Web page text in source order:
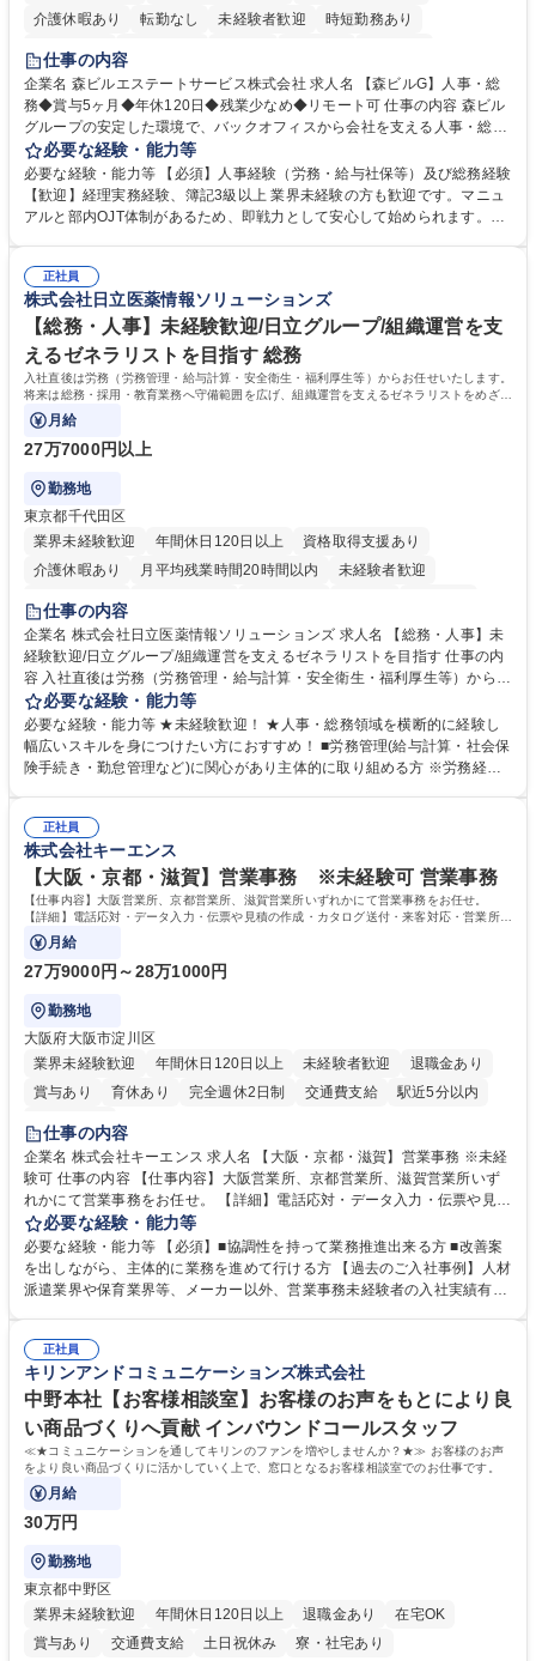
介護休暇あり
転勤なし 未経験者歓迎
時短勤務あり
経験者歓迎
完全週休2日制
交通費支給 長期歓迎 駅近5分以内 土日祝休み
仕事の内容
企業名 森ビルエステートサービス株式会社 求人名 【森ビルG】人事・総
務◆賞与5ヶ月◆年休120日◆残業少なめ◆リモート可 仕事の内容 森ビル
グループの安定した環境で、バックオフィスから会社を支える人事・総務
をお任せします。 労務と総務の業務をバランスよく担当し、ゆくゆくは制
度改定などのコア業務にも挑戦できる、やりがいある環境です。 ■勤怠管
理、給与計算、社会保険手続き、年末調整等の労務管理全般 ■入退社手続
き、社内規定の改定や人事制度改定などのコア業務 ■社内イベントの企画
でも質問・相談できる環境が整っているため、安心して成長できます。 募
集職種 【森ビルG】人事・総務◆賞与5ヶ月◆年休120日◆残業少なめ◆
リモート可
必要な経験・能力等
必要な経験・能力等 【必須】人事経験（労務・給与社保等）及び総務経験
【歓迎】経理実務経験、簿記3級以上 業界未経験の方も歓迎です。マニュ
アルと部内OJT体制があるため、即戦力として安心して始められます。
務に挑戦できるため、自身の成長と組織への貢献度をダイレクトに実感で
きます。 残業少なめ、週1日リモート可など、ワークライフバランスを保
ち長期活躍できる環境です。 「これまでの幅広い経験を活かし、長期的な
キャリアを築きたい」という前向きな意欲と挑戦を全力で応援します。 学
歴・資格 学歴：大学院 大学 高専 短大 専修学校 高校 語学力： 資格：日商
簿記検定1級 日商簿記検定2級 日商簿記検定3級
正社員
株式会社日立医薬情報ソリューションズ
【総務・人事】未経験歓迎/日立グループ/組織運営を支
えるゼネラリストを目指す 総務
入社直後は労務（労務管理・給与計算・安全衛生・福利厚生等）からお任せいたします。
将来は総務・採用・教育業務へ守備範囲を広げ、組織運営を支えるゼネラリストをめざせ
ます。
月給
27万7000円以上
勤務地
東京都千代田区
業界未経験歓迎
年間休日120日以上
資格取得支援あり
介護休暇あり
月平均残業時間20時間以内
未経験者歓迎
住宅手当あり
育休あり
完全週休2日制 交通費支給 土日祝休み 寮・社宅あり
仕事の内容
企業名 株式会社日立医薬情報ソリューションズ 求人名 【総務・人事】未
経験歓迎/日立グループ/組織運営を支えるゼネラリストを目指す 仕事の内
容 入社直後は労務（労務管理・給与計算・安全衛生・福利厚生等）からお
任せいたします。将来は総務・採用・教育業務へ守備範囲を広げ、組織運
営を支えるゼネラリストをめざせます。 ・初期業務：労働時間管理、給与
計算、社会保険対応、福利厚生管理、安全衛生、健康経営推進等をお任せ
します。ご経験に応じて、休職者管理など、幅広く経験を積んでいただき
幅広く経験を積みたい意欲がある方に最適な環境です。 募集職種 【総
務・人事】未経験歓迎/日立グループ/組織運営を支えるゼネラリストを目
指す
必要な経験・能力等
必要な経験・能力等 ★未経験歓迎！ ★人事・総務領域を横断的に経験し
幅広いスキルを身につけたい方におすすめ！ ■労務管理(給与計算・社会保
険手続き・勤怠管理など)に関心があり主体的に取り組める方 ※労務経験
のご経験 ■労務管理（給与計算・社会保険手続き・勤怠管理など）の経験
■衛生管理者の資格をお持ちの方 学歴・資格 学歴：大学院 大学 高専 短大
専修学校 高校 語学力： 資格：
正社員
株式会社キーエンス
【大阪・京都・滋賀】営業事務 ※未経験可 営業事務
【仕事内容】大阪営業所、京都営業所、滋賀営業所いずれかにて営業事務をお任せ。
【詳細】電話応対・データ入力・伝票や見積の作成・カタログ送付・来客対応・営業所内
で発生する事務業務や業務改善をお任せ。
月給
27万9000円～28万1000円
勤務地
大阪府大阪市淀川区
業界未経験歓迎
年間休日120日以上 未経験者歓迎
退職金あり
賞与あり
育休あり 完全週休2日制 交通費支給
駅近5分以内
土日祝休み
仕事の内容
企業名 株式会社キーエンス 求人名 【大阪・京都・滋賀】営業事務 ※未経
験可 仕事の内容 【仕事内容】大阪営業所、京都営業所、滋賀営業所いず
れかにて営業事務をお任せ。 【詳細】電話応対・データ入力・伝票や見積
の作成・カタログ送付・来客対応・営業所内で発生する事務業務や業務改
善をお任せ。 【教育制度】ご入社後、育成担当とペアになりながらOJTに
て業務を覚えていただくことが可能です。業務システムがきちんと構築さ
れているため、スムーズに仕事に慣れることができる環境です。また、
募集職種 【大阪・京都・滋賀】営業事務 ※未経験可
必要な経験・能力等
必要な経験・能力等 【必須】■協調性を持って業務推進出来る方 ■改善案
を出しながら、主体的に業務を進めて行ける方 【過去のご入社事例】人材
派遣業界や保育業界等、メーカー以外、営業事務未経験者の入社実績有
えて、お客様や社員の状況に合わせ、能動的なサポート、改善の動きも期
待され。組織を支えるスペシャリストとして、チームに貢献し、結果的に
社員から頼られる存在になることができます。平均19:30の退勤以降の業
務の持ち帰りも禁止されており、メリハリのある働き方となります。 学
歴・資格 学歴：大学院 大学 高専 短大 語学力： 資格：
正社員
キリンアンドコミュニケーションズ株式会社
中野本社【お客様相談室】お客様のお声をもとにより良
い商品づくりへ貢献 インバウンドコールスタッフ
≪★コミュニケーションを通してキリンのファンを増やしませんか？★≫ お客様のお声
をより良い商品づくりに活かしていく上で、窓口となるお客様相談室でのお仕事です。
月給
30万円
勤務地
東京都中野区
業界未経験歓迎
年間休日120日以上 退職金あり
在宅OK
賞与あり
交通費支給 土日祝休み 寮・社宅あり